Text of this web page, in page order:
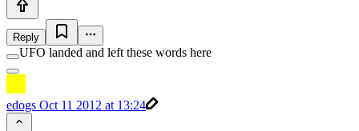
Reply
UFO landed and left these words here
edogs Oct 11 2012 at 13:24